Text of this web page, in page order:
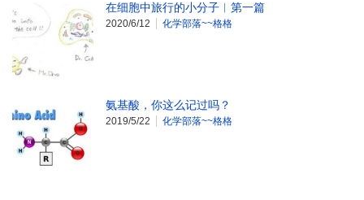
在细胞中旅行的小分子︱第一篇
2020/6/12 化学部落~~格格
氨基酸，你这么记过吗？
2019/5/22 化学部落~~格格